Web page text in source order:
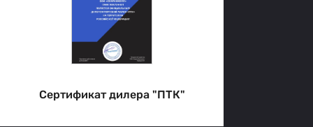
Сертификат дилера "ПТК"